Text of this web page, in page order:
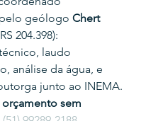
geólogo Chert
204.398):
laudo
análise da água, e
junto ao INEMA.
sem